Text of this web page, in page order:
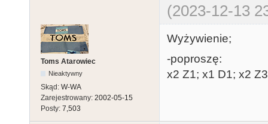
(2023-12-13
Toms Atarowiec
Nieaktywny
Skąd: W-WA
Zarejestrowany: 2002-05-15
Posty: 7,503
Wyżywienie;
-poproszę:
x2 Z1; x1 D1; x2